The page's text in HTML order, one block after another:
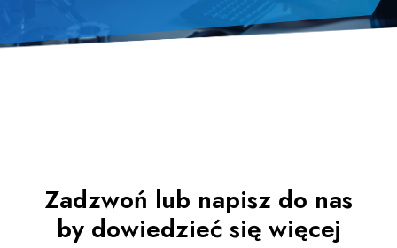
Zadzwoń lub napisz do nas
by dowiedzieć się więcej